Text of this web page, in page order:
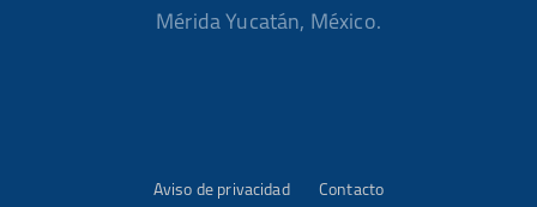
Mérida Yucatán, México.
Aviso de privacidad Contacto